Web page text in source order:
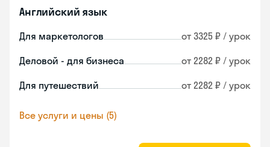
Английский язык
Для маркетологов от 3325 ₽ / урок
Деловой - для бизнеса от 2282 ₽ / урок
Для путешествий от 2282 ₽ / урок
Все услуги и цены (5)